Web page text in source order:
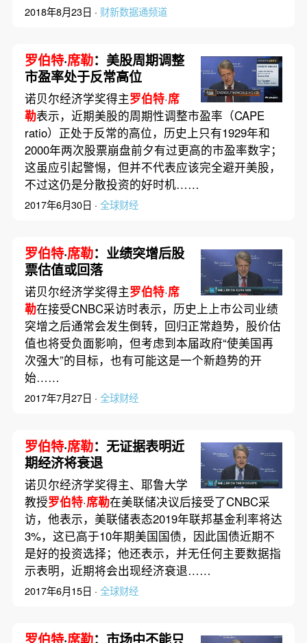
2018年8月23日 · 财新数据通频道
罗伯特·席勒：美股周期调整
市盈率处于反常高位
诺贝尔经济学奖得主罗伯特·席
勒表示，近期美股的周期性调整市盈率（CAPE
ratio）正处于反常的高位，历史上只有1929年和
2000年两次股票崩盘前夕有过更高的市盈率数字；
这虽应引起警惕，但并不代表应该完全避开美股，
不过这仍是分散投资的好时机……
2017年6月30日 · 全球财经
罗伯特·席勒：业绩突增后股
票估值或回落
诺贝尔经济学奖得主罗伯特·席
勒在接受CNBC采访时表示，历史上上市公司业绩
突增之后通常会发生倒转，回归正常趋势，股价估
值也将受负面影响，但考虑到本届政府“使美国再
次强大”的目标，也有可能这是一个新趋势的开
始……
2017年7月27日 · 全球财经
罗伯特·席勒：无证据表明近
期经济将衰退
诺贝尔经济学奖得主、耶鲁大学
教授罗伯特·席勒在美联储决议后接受了CNBC采
访，他表示，美联储表态2019年联邦基金利率将达
3%，这已高于10年期美国国债，因此国债近期不
是好的投资选择；他还表示，并无任何主要数据指
示表明，近期将会出现经济衰退……
2017年6月15日 · 全球财经
罗伯特·席勒：市场中不能只